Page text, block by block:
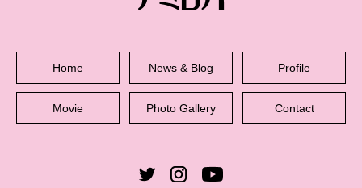
Home News & Blog Profile
Movie Photo Gallery Contact